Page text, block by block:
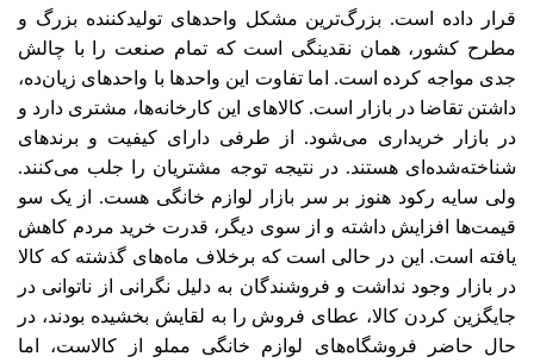
قرار داده است. بزرگ‌ترین مشکل واحدهای تولیدکننده بزرگ و
مطرح کشور، همان نقدینگی است که تمام صنعت را با چالش
جدی مواجه کرده است. اما تفاوت این واحدها با واحدهای زیان‌ده،
داشتن تقاضا در بازار است. کالاهای این کارخانه‌ها، مشتری دارد و
در بازار خریداری می‌‌‌شود. از طرفی دارای کیفیت و برندهای
شناخته‌شده‌ای هستند. در نتیجه توجه مشتریان را جلب می‌‌‌کنند.
ولی سایه رکود هنوز بر سر بازار لوازم خانگی هست. از یک سو
قیمت‌ها ‌‌افزایش داشته و از سوی دیگر، قدرت خرید مردم کاهش
یافته است. این در حالی است که برخلاف ماه‌های‌‌ گذشته که کالا
در بازار وجود نداشت و فروشندگان به دلیل نگرانی از ناتوانی در
جایگزین کردن کالا، عطای فروش را به لقایش بخشیده بودند، در
حال حاضر فروشگاه‌های‌‌ لوازم خانگی مملو از کالاست، اما